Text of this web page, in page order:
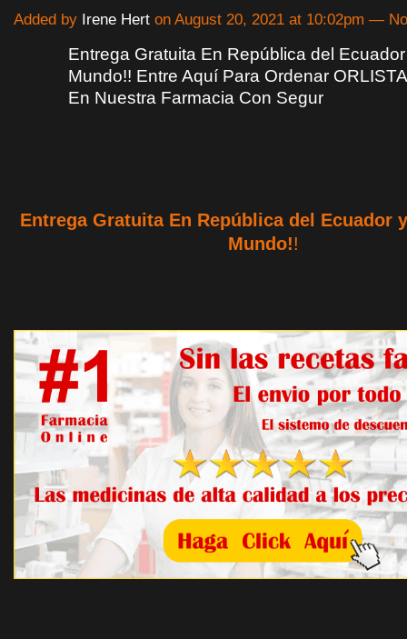
Added by Irene Hert on August 20, 2021 at 10:02pm —
Entrega Gratuita En República del
Mundo!! Entre Aquí Para Ordenar
En Nuestra Farmacia Con Segur
Entrega Gratuita En República del Ecuador
Mundo!!